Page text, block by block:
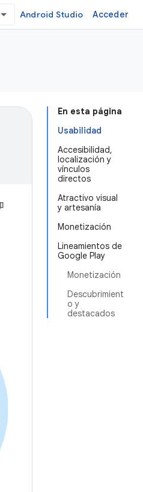
Android Studio Acceder
En esta página
Usabilidad
Accesibilidad,
localización y
vínculos
directos
Atractivo visual
y artesanía
Monetización
Lineamientos de
Google Play
Monetización
Descubrimient
o y
destacados